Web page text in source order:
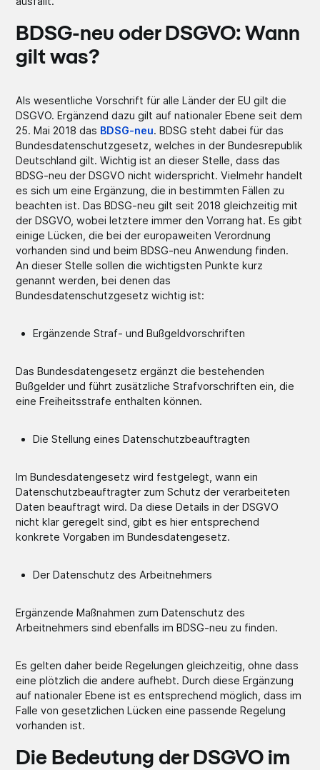
BDSG-neu oder DSGVO: Wann
gilt was?
Als wesentliche Vorschrift für alle Länder der EU gilt die
DSGVO. Ergänzend dazu gilt auf nationaler Ebene seit dem
25. Mai 2018 das BDSG-neu. BDSG steht dabei für das
Bundesdatenschutzgesetz, welches in der Bundesrepublik
Deutschland gilt. Wichtig ist an dieser Stelle, dass das
BDSG-neu der DSGVO nicht widerspricht. Vielmehr handelt
es sich um eine Ergänzung, die in bestimmten Fällen zu
beachten ist. Das BDSG-neu gilt seit 2018 gleichzeitig mit
der DSGVO, wobei letztere immer den Vorrang hat. Es gibt
einige Lücken, die bei der europaweiten Verordnung
vorhanden sind und beim BDSG-neu Anwendung finden.
An dieser Stelle sollen die wichtigsten Punkte kurz
genannt werden, bei denen das
Bundesdatenschutzgesetz wichtig ist:
Ergänzende Straf- und Bußgeldvorschriften
Das Bundesdatengesetz ergänzt die bestehenden
Bußgelder und führt zusätzliche Strafvorschriften ein, die
eine Freiheitsstrafe enthalten können.
Die Stellung eines Datenschutzbeauftragten
Im Bundesdatengesetz wird festgelegt, wann ein
Datenschutzbeauftragter zum Schutz der verarbeiteten
Daten beauftragt wird. Da diese Details in der DSGVO
nicht klar geregelt sind, gibt es hier entsprechend
konkrete Vorgaben im Bundesdatengesetz.
Der Datenschutz des Arbeitnehmers
Ergänzende Maßnahmen zum Datenschutz des
Arbeitnehmers sind ebenfalls im BDSG-neu zu finden.
Es gelten daher beide Regelungen gleichzeitig, ohne dass
eine plötzlich die andere aufhebt. Durch diese Ergänzung
auf nationaler Ebene ist es entsprechend möglich, dass im
Falle von gesetzlichen Lücken eine passende Regelung
vorhanden ist.
Die Bedeutung der DSGVO im